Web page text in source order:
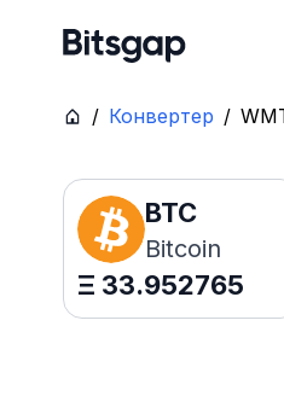
/ Конвертер /
BTC
Bitcoin
Ξ 33.952765